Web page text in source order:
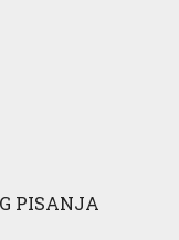
PISANJA